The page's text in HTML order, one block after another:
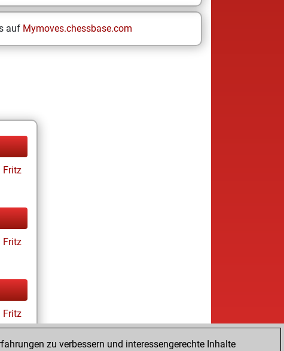
auf Mymoves.chessbase.com
Fritz
Fritz
Fritz
zu verbessern und interessengerechte Inhalte